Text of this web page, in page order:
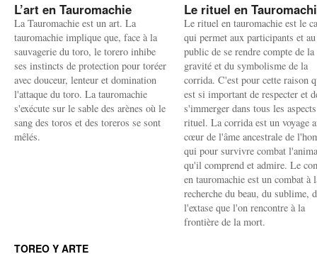
L’art en Tauromachie
La Tauromachie est un art. La
tauromachie implique que, face à la
sauvagerie du toro, le torero inhibe
ses instincts de protection pour toréer
avec douceur, lenteur et domination
l'attaque du toro. La tauromachie
s'exécute sur le sable des arènes où le
sang des toros et des toreros se sont
mêlés.
Le rituel en
Le rituel en tauromachie est le
qui permet aux participants et au
public de se rendre compte de la
gravité et du symbolisme de la
corrida. C'est pour cette raison
est si important de respecter et
s'immerger dans tous les
rituel. La corrida est un voyage
cœur de l'âme ancestrale de
qui pour survivre combat
qu'il comprend et admire. Le
en tauromachie est un combat à
recherche du beau, du sublime,
l'extase que l'on rencontre à la
frontière de la mort.
TOREO Y ARTE